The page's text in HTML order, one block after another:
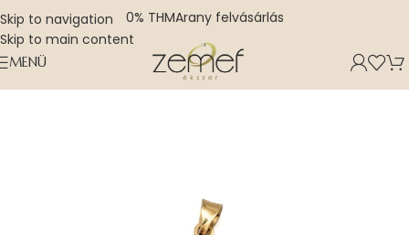
Skip to navigation
Skip to main content
0% THMArany felvásárlás
MENÜ